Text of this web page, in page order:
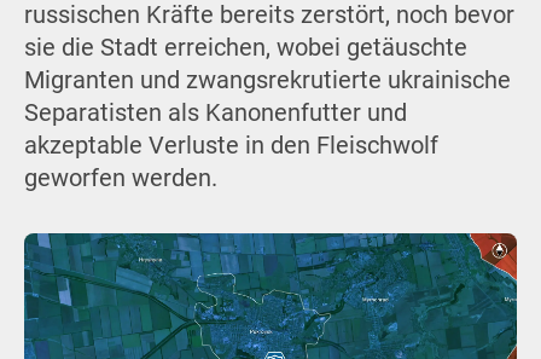
russischen Kräfte bereits zerstört, noch bevor
sie die Stadt erreichen, wobei getäuschte
Migranten und zwangsrekrutierte ukrainische
Separatisten als Kanonenfutter und
akzeptable Verluste in den Fleischwolf
geworfen werden.